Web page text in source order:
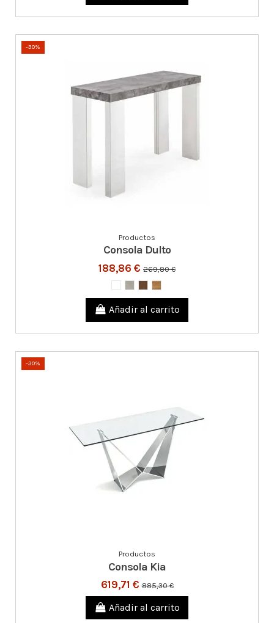
-30%
Productos
Consola Dulto
188,86 € 269,80 €
Añadir al carrito
-30%
Productos
Consola Kia
619,71 €885,30 €
Añadir al carrito